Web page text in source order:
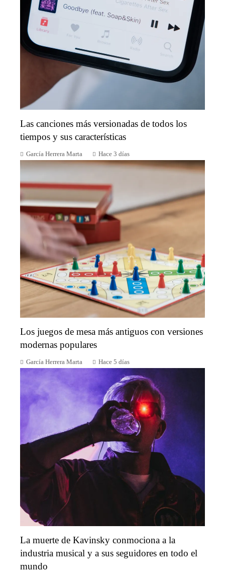
Las canciones más versionadas de todos los
tiempos y sus características
García Herrera Marta Hace 3 días
Los juegos de mesa más antiguos con versiones
modernas populares
García Herrera Marta Hace 5 días
La muerte de Kavinsky conmociona a la
industria musical y a sus seguidores en todo el
mundo